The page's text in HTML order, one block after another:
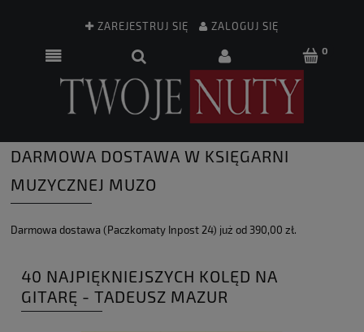
ZAREJESTRUJ SIĘ ZALOGUJ SIĘ
DARMOWA DOSTAWA W KSIĘGARNI
MUZYCZNEJ MUZO
Darmowa dostawa (Paczkomaty Inpost 24) już od 390,00 zł.
40 NAJPIĘKNIEJSZYCH KOLĘD NA
GITARĘ - TADEUSZ MAZUR